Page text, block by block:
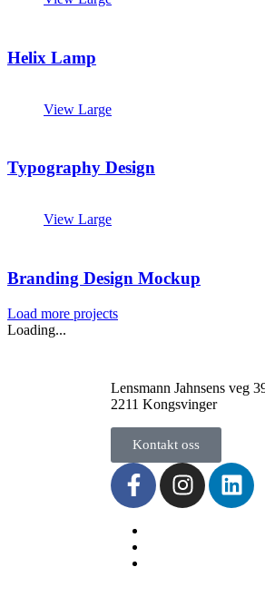
Helix Lamp
View Large
Typography Design
View Large
Branding Design Mockup
Load more projects
Loading...
Lensmann Jahnsens veg
2211 Kongsvinger
Kontakt oss